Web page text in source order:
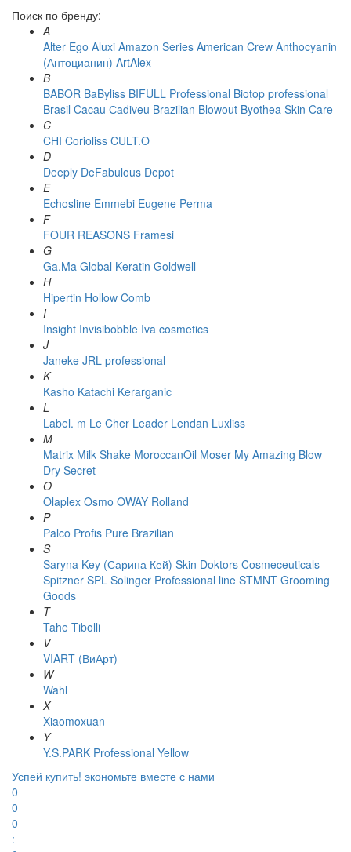
Поиск по бренду:
A
Alter Ego Aluxi Amazon Series American Crew Anthocyanin
(Антоцианин) ArtAlex
B
BABOR BaByliss BIFULL Professional Biotop professional
Brasil Cacau Сadiveu Brazilian Blowout Byothea Skin Care
C
CHI Corioliss CULT.O
D
Deeply DeFabulous Depot
E
Echosline Emmebi Eugene Perma
F
FOUR REASONS Framesi
G
Ga.Ma Global Keratin Goldwell
H
Hipertin Hollow Comb
I
Insight Invisibobble Iva cosmetics
J
Janeke JRL professional
K
Kasho Katachi Kerarganic
L
Label. m Le Cher Leader Lendan Luxliss
M
Matrix Milk Shake MoroccanOil Moser My Amazing Blow
Dry Secret
O
Olaplex Osmo OWAY Rolland
P
Palco Profis Pure Brazilian
S
Saryna Key (Сарина Кей) Skin Doktors Cosmeceuticals
Spitzner SPL Solinger Professional line STMNT Grooming
Goods
T
Tahe Tibolli
V
VIART (ВиАрт)
W
Wahl
X
Xiaomoxuan
Y
Y.S.PARK Professional Yellow
Успей купить! экономьте вместе с нами
0
0
0
: